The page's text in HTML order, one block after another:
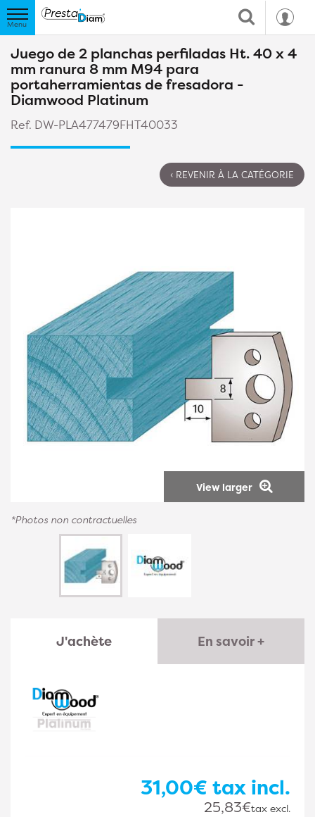
Juego de 2 planchas perfiladas Ht. 40 x 4
mm ranura 8 mm M94 para
portaherramientas de fresadora -
Diamwood Platinum
Ref. DW-PLA477479FHT40033
‹ REVENIR À LA CATÉGORIE
View larger
*Photos non contractuelles
J'achète En savoir +
31,00€ tax incl.
25,83€tax excl.